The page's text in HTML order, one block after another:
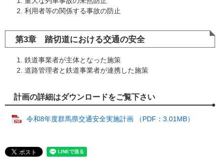
利用者等の関係する事故の防止
第3章 踏切道における交通の安全
鉄道事業者が主体となった施策
道路管理者と鉄道事業者が連携した施策
計画の詳細はダウンロードをご覧下さい
令和8年度群馬県交通安全実施計画 （PDF：3.01MB）